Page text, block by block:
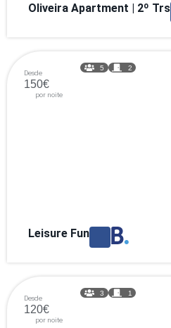
Oliveira Apartment | 2º Trs
Desde
150€
por noite
5 2
Leisure Fun
Desde
120€
por noite
3 1